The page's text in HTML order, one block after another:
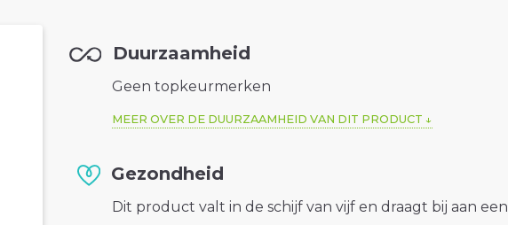
Duurzaamheid
Geen topkeurmerken
MEER OVER DE DUURZAAMHEID VAN DIT PRODUCT
Gezondheid
Dit product valt in de schijf van vijf en draagt bij aan een